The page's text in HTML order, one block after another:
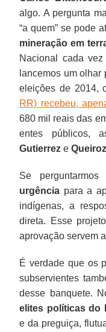
algo. A pergunta
“a quem” se pode
mineração em
Nacional cada
lancemos um olhar
eleições de 2014,
RR) recebeu,
680 mil reais das
entes públicos,
Gutierrez e
Se
urgência para a
indígenas, a
direta. Esse
aprovação servem
É verdade que os
subservientes
desse banquete.
elites políticas do
e da preguiça,